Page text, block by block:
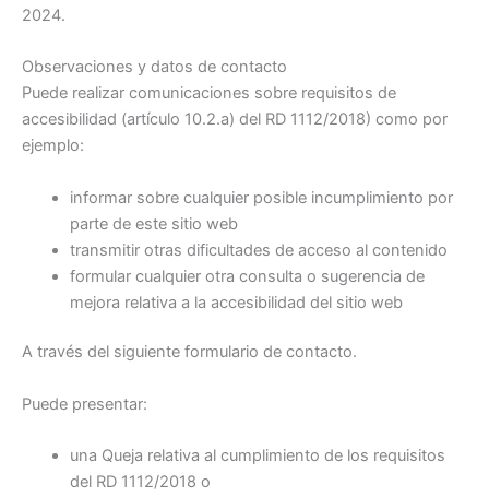
2024.
Observaciones y datos de contacto
Puede realizar comunicaciones sobre requisitos de
accesibilidad (artículo 10.2.a) del RD 1112/2018) como por
ejemplo:
informar sobre cualquier posible incumplimiento por
parte de este sitio web
transmitir otras dificultades de acceso al contenido
formular cualquier otra consulta o sugerencia de
mejora relativa a la accesibilidad del sitio web
A través del siguiente formulario de contacto.
Puede presentar:
una Queja relativa al cumplimiento de los requisitos
del RD 1112/2018 o